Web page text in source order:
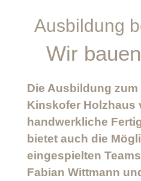
Ausbildung
Wir
Die Ausbildung zum
Kinskofer Holzhaus
handwerkliche
bietet auch die
eingespielten
Fabian Wittmann